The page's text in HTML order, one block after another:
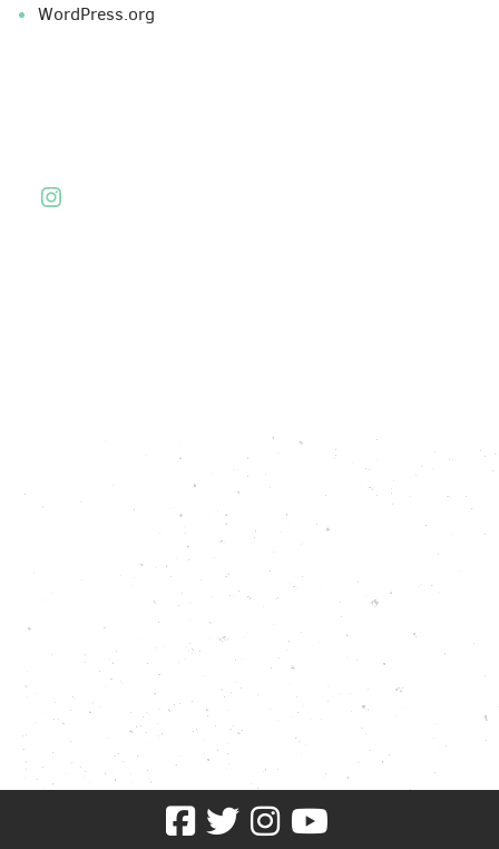
WordPress.org
Instagram
FacebookTwitterInstagramyoutube